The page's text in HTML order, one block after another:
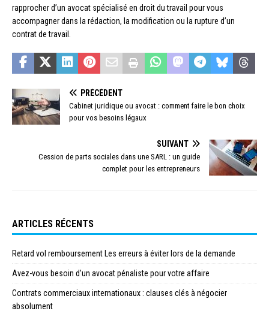
rapprocher d’un avocat spécialisé en droit du travail pour vous
accompagner dans la rédaction, la modification ou la rupture d’un
contrat de travail.
PRÉCÉDENT
Cabinet juridique ou avocat : comment faire le bon choix
pour vos besoins légaux
SUIVANT
Cession de parts sociales dans une SARL : un guide
complet pour les entrepreneurs
ARTICLES RÉCENTS
Retard vol remboursement Les erreurs à éviter lors de la demande
Avez-vous besoin d’un avocat pénaliste pour votre affaire
Contrats commerciaux internationaux : clauses clés à négocier
absolument